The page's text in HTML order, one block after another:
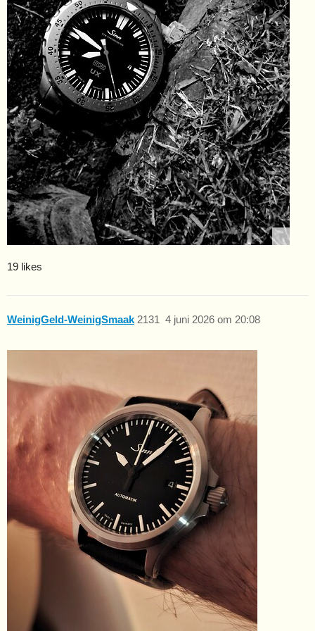
19 likes
WeinigGeld-WeinigSmaak 4 juni 2026 om 20:08
2131